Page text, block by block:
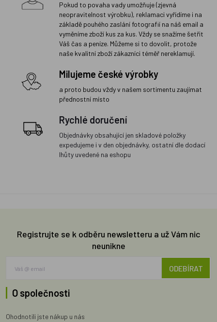
Pokud to povaha vady umožňuje (zjevná
neopravitelnost výrobku), reklamaci vyřídíme i na
základě pouhého zaslání fotografií na náš email a
vyměníme zboží kus za kus. Vždy se snažíme šetřit
Váš čas a peníze. Můžeme si to dovolit, protože
naše kvalitní zboží zákazníci téměř nereklamují.
Milujeme české výrobky
a proto budou vždy v našem sortimentu zaujímat
přednostní místo
Rychlé doručení
Objednávky obsahující jen skladové položky
expedujeme i v den objednávky, ostatní dle dodací
lhůty uvedené na eshopu
Registrujte se k odběru newsletteru a už Vám nic
neunikne
ODEBÍRAT
O společnosti
Ohodnotili jste nákup u nás